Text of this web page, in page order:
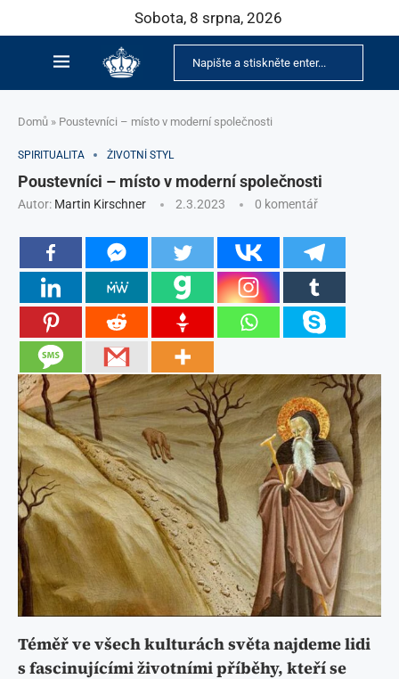
Sobota, 8 srpna, 2026
Domů » Poustevníci – místo v moderní společnosti
SPIRITUALITA ŽIVOTNÍ STYL
Poustevníci – místo v moderní společnosti
Autor: Martin Kirschner 2.3.2023 0 komentář
Téměř ve všech kulturách světa najdeme lidi
s fascinujícími životními příběhy, kteří se